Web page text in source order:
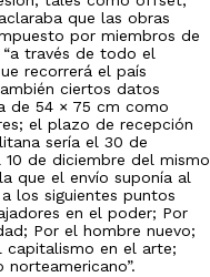
que las obras
por miembros de
través de todo el
recorrerá el país
ciertos datos
de 54 × 75 cm como
el plazo de recepción
sería el 30 de
de diciembre del mismo
que el envío suponía al
los siguientes puntos
en el poder; Por
Por el hombre nuevo;
en el arte;